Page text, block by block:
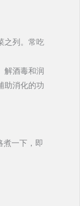
之列。常吃
解酒毒和润
助消化的功
煮一下，即